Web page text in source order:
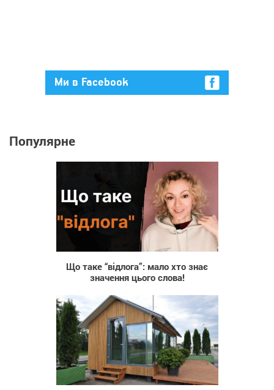
Ми в Facebook
Популярне
Що таке “відлога”: мало хто знає
значення цього слова!